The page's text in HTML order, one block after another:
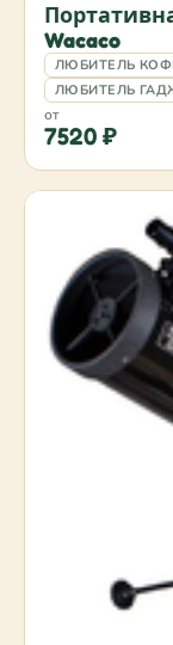
Wacaco
ЛЮБИТЕЛЬ
ЛЮБИТЕЛЬ
от
7520 ₽